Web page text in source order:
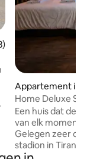
beoordeling van
Appartement in
Home Deluxe
Presidentieel
Een huis dat de
van elk moment
Gelegen zeer
stadion in Tirana,
omgeving.